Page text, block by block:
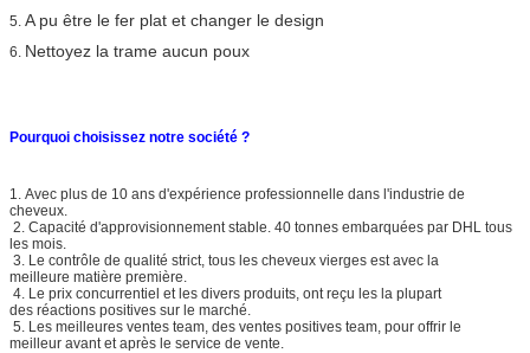
5. A pu être le fer plat et changer le design
6. Nettoyez la trame aucun poux
Pourquoi choisissez notre société ?
1. Avec plus de 10 ans d'expérience professionnelle dans l'industrie de
cheveux.
2. Capacité d'approvisionnement stable. 40 tonnes embarquées par DHL tous
les mois.
3. Le contrôle de qualité strict, tous les cheveux vierges est avec la
meilleure matière première.
4. Le prix concurrentiel et les divers produits, ont reçu les la plupart
des réactions positives sur le marché.
5. Les meilleures ventes team, des ventes positives team, pour offrir le
meilleur avant et après le service de vente.